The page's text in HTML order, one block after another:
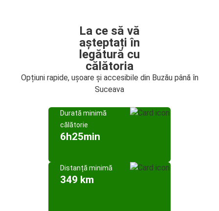
La ce să vă
așteptați în
legătură cu
călătoria
Opțiuni rapide, ușoare și accesibile din Buzău până în
Suceava
Durată minimă
călătorie
6h25min
Distanță minimă
349 km